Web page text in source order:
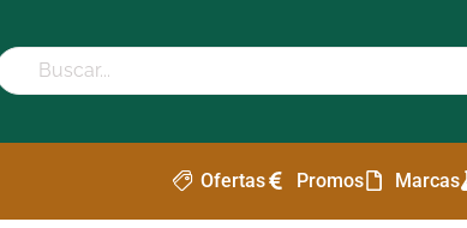
Ofertas Promos Marcas